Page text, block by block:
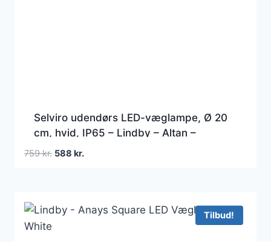
Selviro udendørs LED-væglampe, Ø 20
cm, hvid, IP65 – Lindby – Altan –
Moderne – Aluminium – Med én lyskilde
759kr. Den
759 kr..
588 kr.Den
588 kr..
Tilbud!